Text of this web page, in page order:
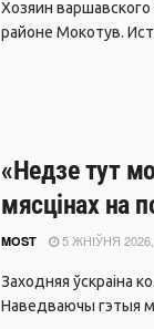
Хозяин
районе Мокотув.
«Недзе тут
мясцінах на
MOST 5 ЖНІЎНЯ 2026,
Заходняя ўскраіна
Наведваючы гэтыя